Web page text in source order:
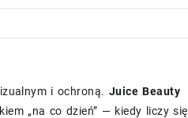
i ochroną. Juice Beauty
„na co dzień” — kiedy liczy się